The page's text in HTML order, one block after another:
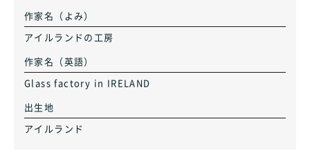
作家名（よみ）
アイルランドの工房
作家名（英語）
Glass factory in IRELAND
出生地
アイルランド